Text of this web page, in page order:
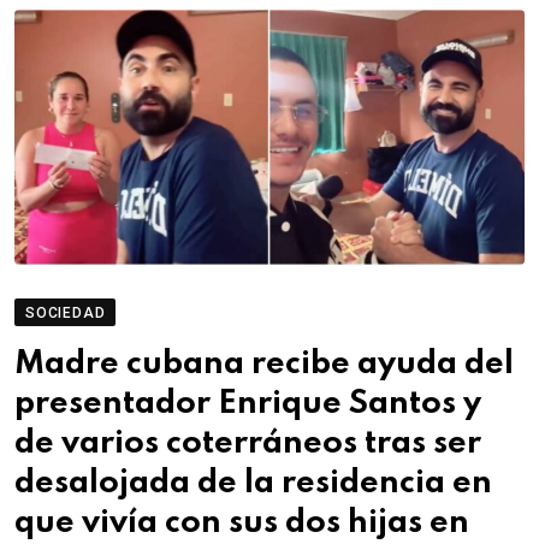
SOCIEDAD
Madre cubana recibe ayuda del
presentador Enrique Santos y
de varios coterráneos tras ser
desalojada de la residencia en
que vivía con sus dos hijas en